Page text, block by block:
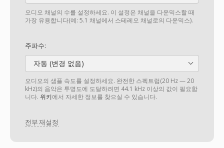
오디오 채널의 수를 설정하세요. 이 설정은 채널을 다운믹스할 때
가장 유용합니다(예: 5.1 채널에서 스테레오 채널로의 다운믹스).
주파수:
자동 (변경 없음)
오디오의 샘플 속도를 설정하세요. 완전한 스펙트럼(20 Hz — 20
kHz)의 음악은 투명도에 도달하려면 44.1 kHz 이상의 값이 필요합
니다. 위키에서 자세한 정보를 찾으실 수 있습니다.
전부 재설정